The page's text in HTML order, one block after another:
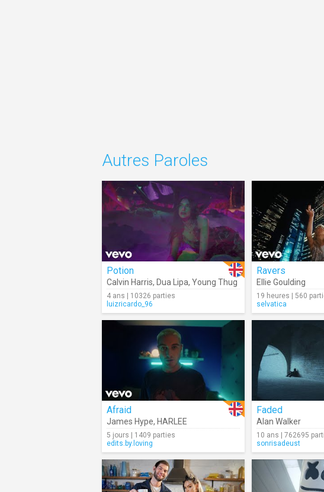
Autres Paroles
Potion
Calvin Harris, Dua Lipa, Young Thug
4 ans | 10326 parties
luizricardo_96
Ravers
Ellie Goulding
19 heures | 560
selvatica
Afraid
James Hype, HARLEE
5 jours | 1409 parties
edits.by.loving
Faded
Alan Walker
10 ans | 762695
sonrisadeust